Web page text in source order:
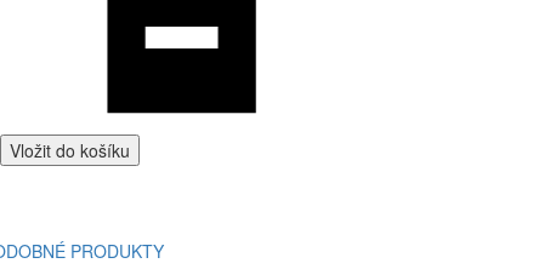
Vložit do košíku
PRODUKTY